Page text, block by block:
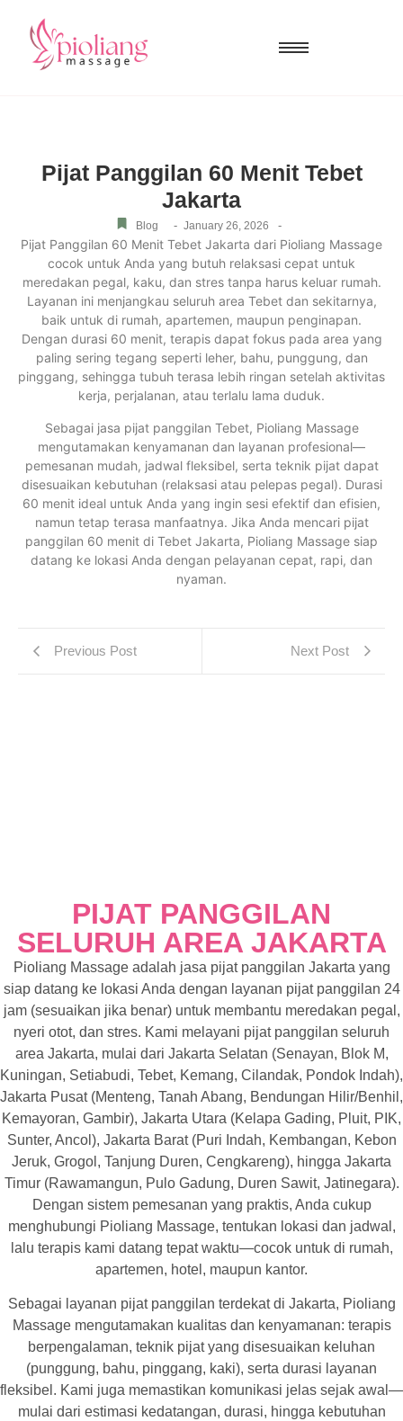
Pijat Panggilan 60 Menit Tebet
Jakarta
Blog - January 26, 2026 -
Pijat Panggilan 60 Menit Tebet Jakarta dari Pioliang Massage
cocok untuk Anda yang butuh relaksasi cepat untuk
meredakan pegal, kaku, dan stres tanpa harus keluar rumah.
Layanan ini menjangkau seluruh area Tebet dan sekitarnya,
baik untuk di rumah, apartemen, maupun penginapan.
Dengan durasi 60 menit, terapis dapat fokus pada area yang
paling sering tegang seperti leher, bahu, punggung, dan
pinggang, sehingga tubuh terasa lebih ringan setelah aktivitas
kerja, perjalanan, atau terlalu lama duduk.
Sebagai jasa pijat panggilan Tebet, Pioliang Massage
mengutamakan kenyamanan dan layanan profesional—
pemesanan mudah, jadwal fleksibel, serta teknik pijat dapat
disesuaikan kebutuhan (relaksasi atau pelepas pegal). Durasi
60 menit ideal untuk Anda yang ingin sesi efektif dan efisien,
namun tetap terasa manfaatnya. Jika Anda mencari pijat
panggilan 60 menit di Tebet Jakarta, Pioliang Massage siap
datang ke lokasi Anda dengan pelayanan cepat, rapi, dan
nyaman.
Previous Post Next Post
PIJAT PANGGILAN
SELURUH AREA JAKARTA
Pioliang Massage adalah jasa pijat panggilan Jakarta yang
siap datang ke lokasi Anda dengan layanan pijat panggilan 24
jam (sesuaikan jika benar) untuk membantu meredakan pegal,
nyeri otot, dan stres. Kami melayani pijat panggilan seluruh
area Jakarta, mulai dari Jakarta Selatan (Senayan, Blok M,
Kuningan, Setiabudi, Tebet, Kemang, Cilandak, Pondok Indah),
Jakarta Pusat (Menteng, Tanah Abang, Bendungan Hilir/Benhil,
Kemayoran, Gambir), Jakarta Utara (Kelapa Gading, Pluit, PIK,
Sunter, Ancol), Jakarta Barat (Puri Indah, Kembangan, Kebon
Jeruk, Grogol, Tanjung Duren, Cengkareng), hingga Jakarta
Timur (Rawamangun, Pulo Gadung, Duren Sawit, Jatinegara).
Dengan sistem pemesanan yang praktis, Anda cukup
menghubungi Pioliang Massage, tentukan lokasi dan jadwal,
lalu terapis kami datang tepat waktu—cocok untuk di rumah,
apartemen, hotel, maupun kantor.
Sebagai layanan pijat panggilan terdekat di Jakarta, Pioliang
Massage mengutamakan kualitas dan kenyamanan: terapis
berpengalaman, teknik pijat yang disesuaikan keluhan
(punggung, bahu, pinggang, kaki), serta durasi layanan
fleksibel. Kami juga memastikan komunikasi jelas sejak awal—
mulai dari estimasi kedatangan, durasi, hingga kebutuhan